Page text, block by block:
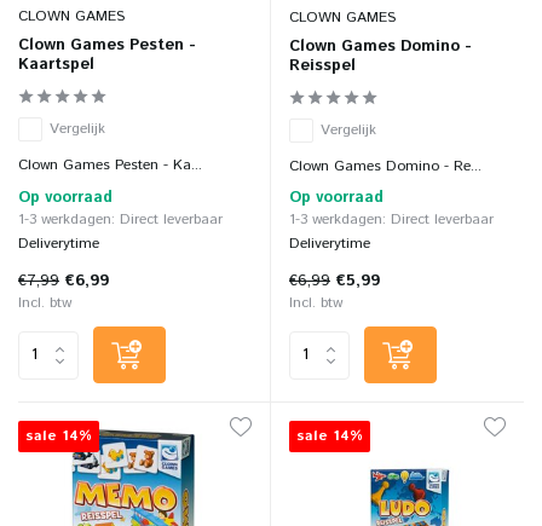
CLOWN GAMES
Clown Games Pesten -
Kaartspel
Vergelijk
Clown Games Pesten - Ka...
Op voorraad
1-3 werkdagen: Direct leverbaar
Deliverytime
€7,99 €6,99
Incl. btw
CLOWN GAMES
Clown Games Domino -
Reisspel
Vergelijk
Clown Games Domino - Re...
Op voorraad
1-3 werkdagen: Direct leverbaar
Deliverytime
€6,99 €5,99
Incl. btw
sale 14% sale 14%